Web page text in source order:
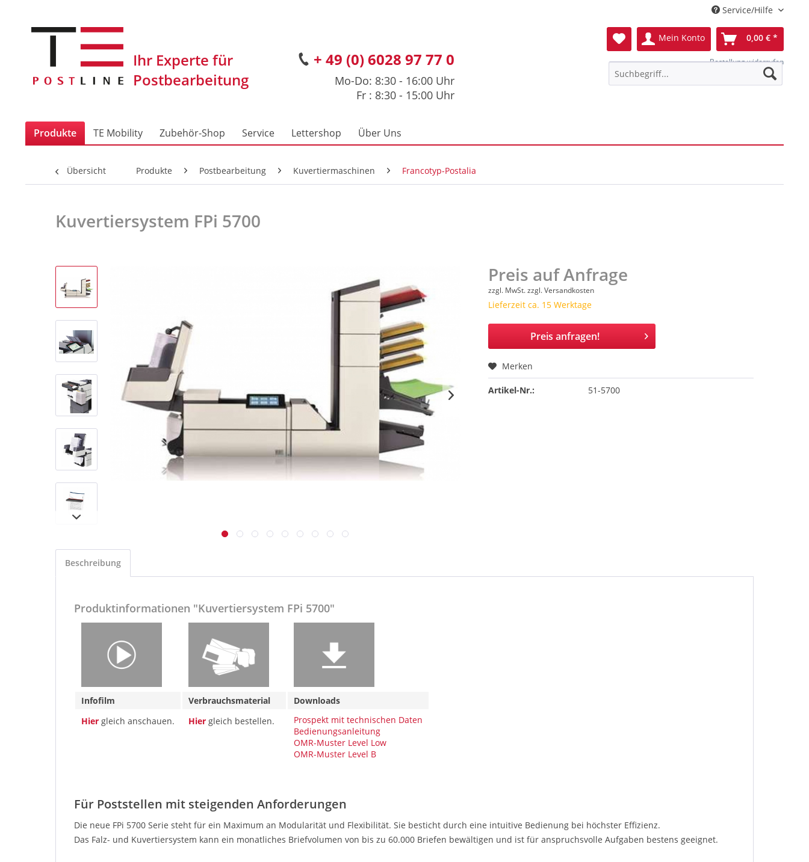
Service/Hilfe
+ 49 (0) 6028 97 77 0
Mo-Do: 8:30 - 16:00 Uhr
Fr : 8:30 - 15:00 Uhr
Mein Konto 0,00 € *
Bestellung widerrufen
Produkte TE Mobility Zubehör-Shop Service Lettershop Über Uns
Übersicht Produkte Postbearbeitung Kuvertiermaschinen Francotyp-Postalia
Kuvertiersystem FPi 5700
Preis auf Anfrage
zzgl. MwSt.zzgl. Versandkosten
Lieferzeit ca. 15 Werktage
Preis anfragen!
Merken
Artikel-Nr.: 51-5700
Beschreibung
Produktinformationen "Kuvertiersystem FPi 5700"
Infofilm Verbrauchsmaterial
Downloads
Hier gleich anschauen. Hier gleich bestellen.
Prospekt mit technischen Daten
Bedienungsanleitung
OMR-Muster Level Low
OMR-Muster Level B
Für Poststellen mit steigenden Anforderungen
Die neue FPi 5700 Serie steht für ein Maximum an Modularität und Flexibilität. Sie besticht durch eine intuitive Bedienung bei höchster Effizienz.
Das Falz- und Kuvertiersystem kann ein monatliches Briefvolumen von bis zu 60.000 Briefen bewältigen und ist für anspruchsvolle Aufgaben bestens geeignet.